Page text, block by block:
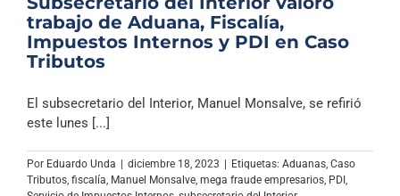
Columnas
Música Clásica
trabajo de Aduana, Fiscalía,
Impuestos Internos y PDI en Caso
Tributos
El subsecretario del Interior, Manuel Monsalve, se refirió
este lunes [...]
Por Eduardo Unda diciembre 18, 2023 Etiquetas: Aduanas, Caso
Tributos, fiscalía, Manuel Monsalve, mega fraude empresarios, PDI ,